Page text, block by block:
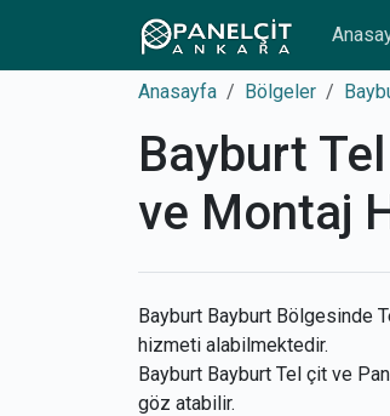
Anasayfa Bölgeler
Bayburt
ve Montaj
Bayburt Bayburt Bölgesinde
hizmeti alabilmektedir.
Bayburt Bayburt Tel çit ve
göz atabilir.